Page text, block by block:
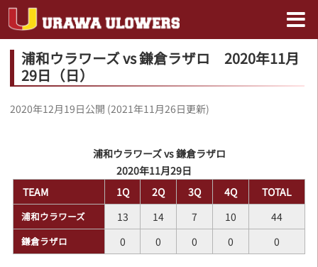
浦和ウラワーズ vs 鎌倉ラザロ 2020年11月
29日（日）
2020年12月19日公開 (2021年11月26日更新)
浦和ウラワーズ vs 鎌倉ラザロ
2020年11月29日
TEAM
1Q 2Q 3Q 4Q TOTAL
浦和ウラワーズ 13 14 7 10 44
鎌倉ラザロ 0 0 0 0 0